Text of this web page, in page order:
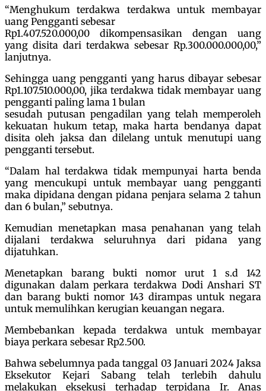
“Menghukum terdakwa terdakwa untuk membayar
uang Pengganti sebesar
Rp1.407.520.000,00 dikompensasikan dengan uang
yang disita dari terdakwa sebesar Rp.300.000.000,00,”
lanjutnya.
Sehingga uang pengganti yang harus dibayar sebesar
Rp1.107.510.000,00, jika terdakwa tidak membayar uang
pengganti paling lama 1 bulan
sesudah putusan pengadilan yang telah memperoleh
kekuatan hukum tetap, maka harta bendanya dapat
disita oleh jaksa dan dilelang untuk menutupi uang
pengganti tersebut.
“Dalam hal terdakwa tidak mempunyai harta benda
yang mencukupi untuk membayar uang pengganti
maka dipidana dengan pidana penjara selama 2 tahun
dan 6 bulan,” sebutnya.
Kemudian menetapkan masa penahanan yang telah
dijalani terdakwa seluruhnya dari pidana yang
dijatuhkan.
Menetapkan barang bukti nomor urut 1 s.d 142
digunakan dalam perkara terdakwa Dodi Anshari ST
dan barang bukti nomor 143 dirampas untuk negara
untuk memulihkan kerugian keuangan negara.
Membebankan kepada terdakwa untuk membayar
biaya perkara sebesar Rp2.500.
Bahwa sebelumnya pada tanggal 03 Januari 2024 Jaksa
Eksekutor Kejari Sabang telah terlebih dahulu
melakukan eksekusi terhadap terpidana Ir. Anas